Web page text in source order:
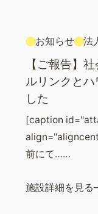
お知らせ 法
【ご報告】
ルリンクと
した
[caption
前にて……
施設詳細を見る